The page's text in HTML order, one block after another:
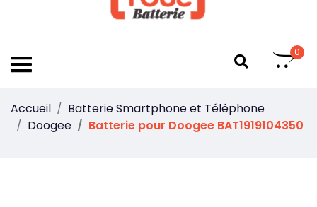
0
Accueil
Batterie Smartphone et Téléphone
Doogee
Batterie pour Doogee BAT1919104350